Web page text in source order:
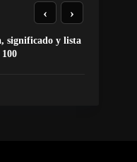
significado y lista
‹ ›